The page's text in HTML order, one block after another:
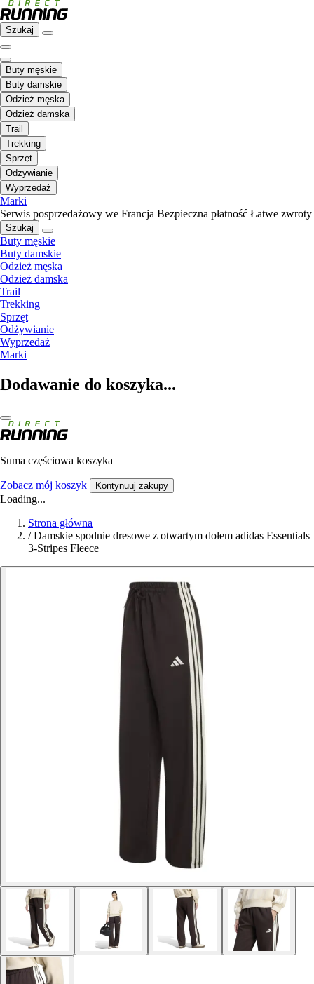
Szukaj
Buty męskie
Buty damskie
Odzież męska
Odzież damska
Trail
Trekking
Sprzęt
Odżywianie
Wyprzedaż
Marki
Serwis posprzedażowy we Francja Bezpieczna płatność Łatwe zwroty
Szukaj
Buty męskie
Buty damskie
Odzież męska
Odzież damska
Trail
Trekking
Sprzęt
Odżywianie
Wyprzedaż
Marki
Dodawanie do koszyka...
Suma częściowa koszyka
Zobacz mój koszyk Kontynuuj zakupy
Loading...
Strona główna
/ Damskie spodnie dresowe z otwartym dołem adidas Essentials
3-Stripes Fleece